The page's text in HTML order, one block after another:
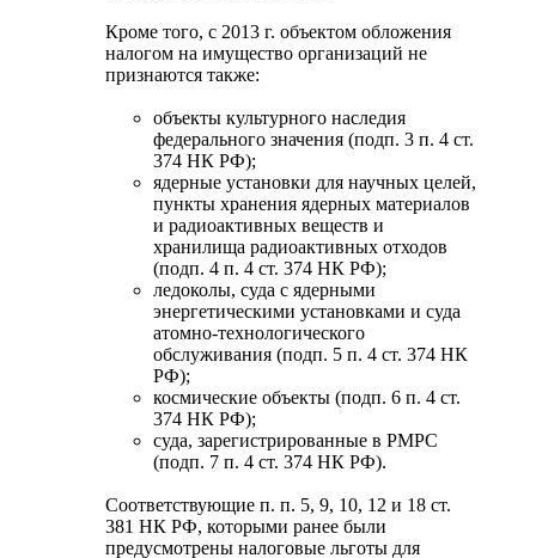
Кроме того, с 2013 г. объектом обложения
налогом на имущество организаций не
признаются также:
объекты культурного наследия
федерального значения (подп. 3 п. 4 ст.
374 НК РФ);
ядерные установки для научных целей,
пункты хранения ядерных материалов
и радиоактивных веществ и
хранилища радиоактивных отходов
(подп. 4 п. 4 ст. 374 НК РФ);
ледоколы, суда с ядерными
энергетическими установками и суда
атомно-технологического
обслуживания (подп. 5 п. 4 ст. 374 НК
РФ);
космические объекты (подп. 6 п. 4 ст.
374 НК РФ);
суда, зарегистрированные в РМРС
(подп. 7 п. 4 ст. 374 НК РФ).
Соответствующие п. п. 5, 9, 10, 12 и 18 ст.
381 НК РФ, которыми ранее были
предусмотрены налоговые льготы для